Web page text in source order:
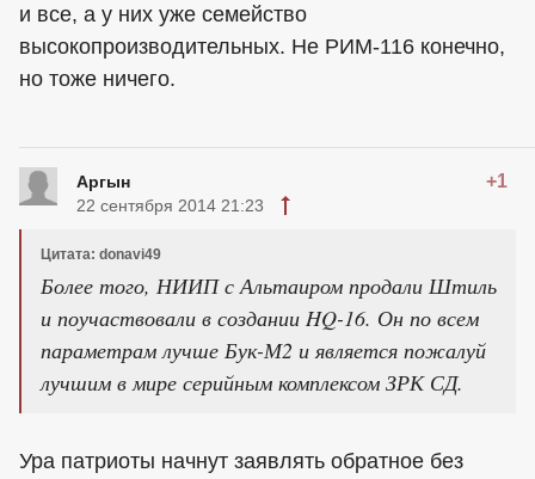
и все, а у них уже семейство
высокопроизводительных. Не РИМ-116 конечно,
но тоже ничего.
Аргын +1
22 сентября 2014 21:23
Цитата: donavi49
Более того, НИИП с Альтаиром продали Штиль
и поучаствовали в создании HQ-16. Он по всем
параметрам лучше Бук-М2 и является пожалуй
лучшим в мире серийным комплексом ЗРК СД.
Ура патриоты начнут заявлять обратное без